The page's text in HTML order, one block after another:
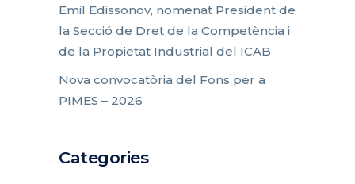
Emil Edissonov, nomenat President de
la Secció de Dret de la Competència i
de la Propietat Industrial del ICAB
Nova convocatòria del Fons per a
PIMES – 2026
Categories